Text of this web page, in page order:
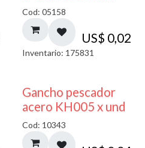
Cod: 05158
US$ 0,02
Inventario: 175831
Gancho pescador
acero KH005 x und
Cod: 10343